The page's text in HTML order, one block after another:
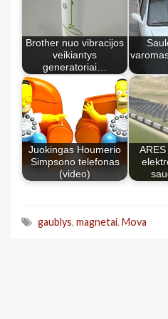
Brother nuo vibracijos
veikiantys
generatoriai…
Juokingas Houmerio
Simpsono telefonas
(video)
gaublys, magnetai, Mova